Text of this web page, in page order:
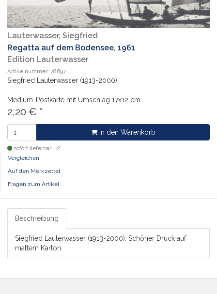
Lauterwasser, Siegfried
Regatta auf dem Bodensee, 1961
Edition Lauterwasser
Artikelnummer: 78697
Siegfried Lauterwasser (1913-2000)
Medium-Postkarte mit Umschlag 17x12 cm
2,20 € *
In den Warenkorb
sofort lieferbar
Vergleichen
Auf den Merkzettel
Fragen zum Artikel
Beschreibung
Siegfried Lauterwasser (1913-2000). Schöner Druck auf
mattem Karton.